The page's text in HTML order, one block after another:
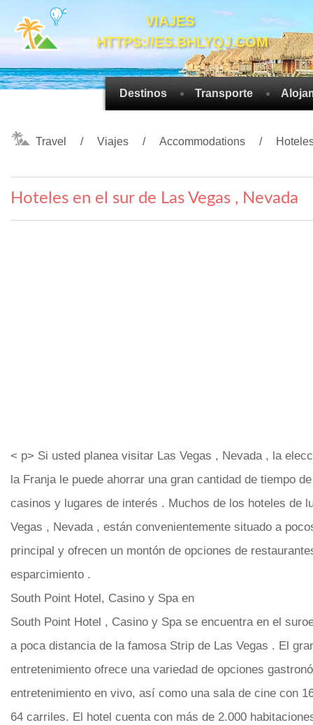
VIAJES
HTTPS://ES.BHLYQJ.COM
Destinos Transporte
Travel Viajes Accommodations
Hoteles en el sur de Las Vegas , Nevada
< p> Si usted planea visitar Las Vegas , Nevada , la
la Franja le puede ahorrar una gran cantidad de tiempo
casinos y lugares de interés . Muchos de los hoteles de
Vegas , Nevada , están convenientemente situado a
principal y ofrecen un montón de opciones de
esparcimiento .
South Point Hotel, Casino y Spa en
South Point Hotel , Casino y Spa se encuentra en el
a poca distancia de la famosa Strip de Las Vegas . El
entretenimiento ofrece una variedad de opciones
entretenimiento en vivo, así como una sala de cine con
64 carriles. El hotel cuenta con más de 2.000